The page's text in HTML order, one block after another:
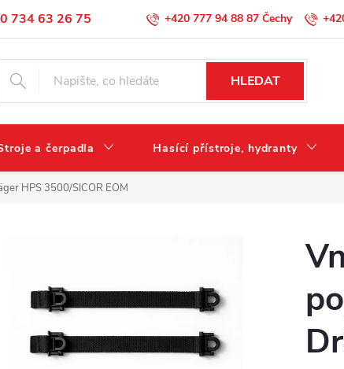
734 63 26 75
ochrany osobních údajů +420 777 94 88 87
HLEDAT
a čerpadla Hasící přístroje, hydranty
HPS 3500/SICOR EOM